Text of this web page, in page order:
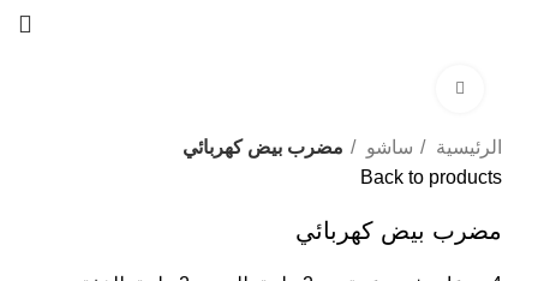
الرئيسية ساشو
مضرب بيض كهربائي
Back to products
مضرب بيض كهربائي